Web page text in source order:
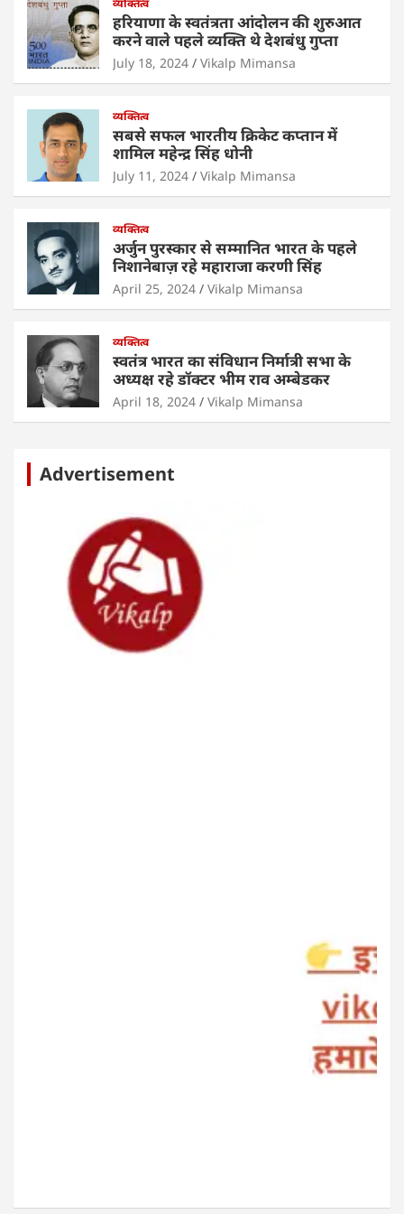
s
A
p
p
e
b
o
o
er e
dI
n
l e
व्यक्तित्व
हरियाणा के स्वतंत्रता आंदोलन की शुरुआत
करने वाले पहले व्यक्ति थे देशबंधु गुप्ता
July 18, 2024 Vikalp Mimansa
व्यक्तित्व
सबसे सफल भारतीय क्रिकेट कप्तान में
शामिल महेन्द्र सिंह धोनी
July 11, 2024 Vikalp Mimansa
व्यक्तित्व
अर्जुन पुरस्कार से सम्मानित भारत के पहले
निशानेबाज़ रहे महाराजा करणी सिंह
April 25, 2024 Vikalp Mimansa
व्यक्तित्व
स्वतंत्र भारत का संविधान निर्मात्री सभा के
अध्यक्ष रहे डॉक्टर भीम राव अम्बेडकर
April 18, 2024 Vikalp Mimansa
Advertisement